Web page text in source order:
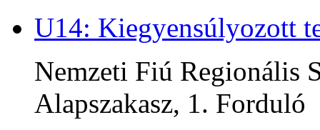
U14: Kiegyensúlyozott
Nemzeti Fiú Regionális
Alapszakasz, 1. Forduló